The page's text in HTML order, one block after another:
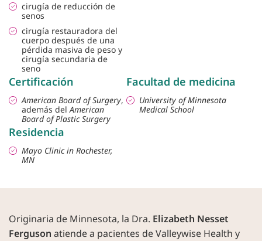
cirugía de reducción de
senos
cirugía restauradora del
cuerpo después de una
pérdida masiva de peso y
cirugía secundaria de
seno
Certificación
American Board of Surgery,
además delAmerican
Board of Plastic Surgery
Facultad de medicina
University of Minnesota
Medical School
Residencia
Mayo Clinic in Rochester,
MN
Originaria de Minnesota, la Dra. Elizabeth Nesset
Ferguson atiende a pacientes de Valleywise Health y